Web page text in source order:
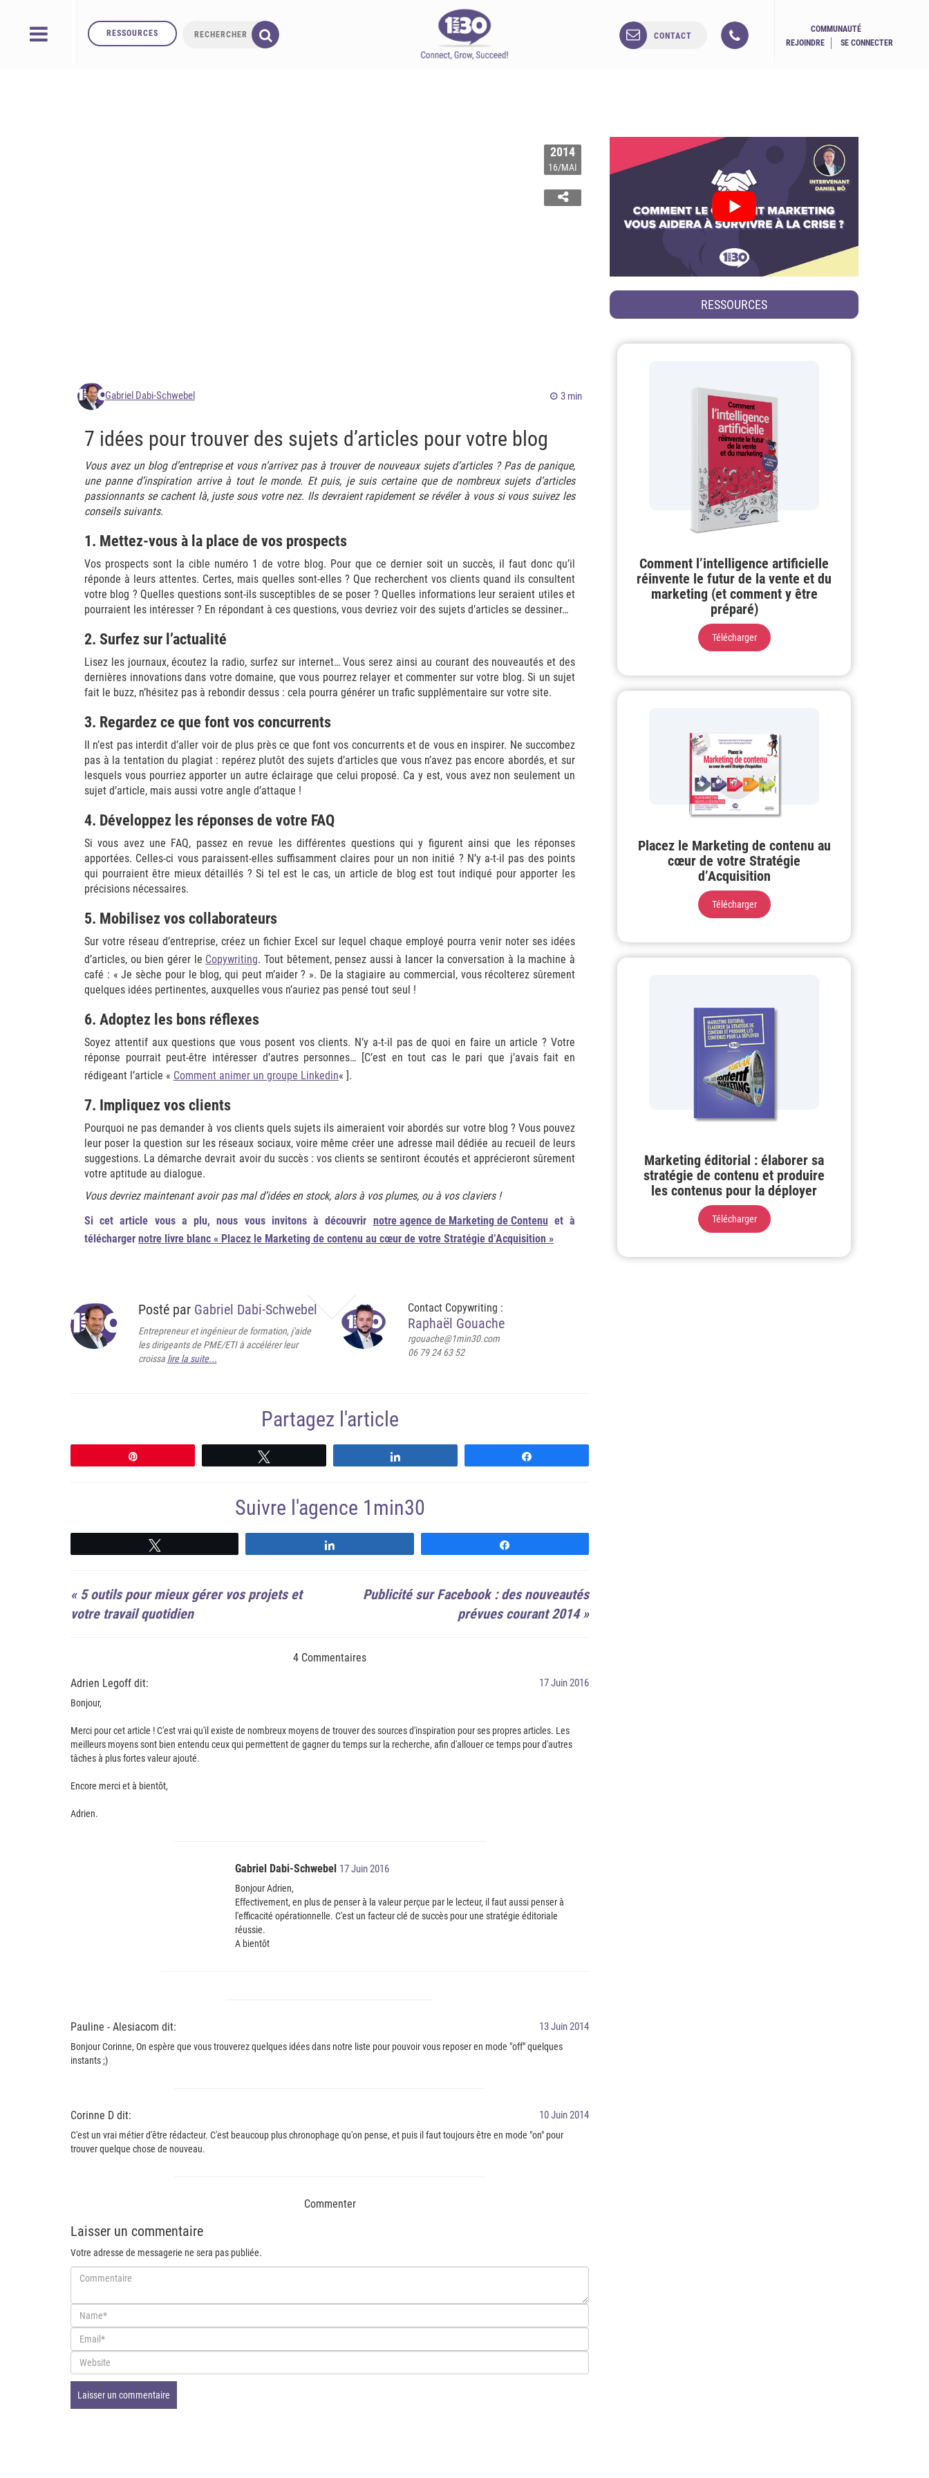
RESSOURCES CONTACT
COMMUNAUTÉ
REJOINDRE
SE CONNECTER
2014
16/MAI
Gabriel Dabi-Schwebel 3 min
7 idées pour trouver des sujets d’articles pour votre blog
Vous avez un blog d’entreprise et vous n’arrivez pas à trouver de nouveaux sujets d’articles ? Pas de panique,
une panne d’inspiration arrive à tout le monde. Et puis, je suis certaine que de nombreux sujets d’articles
passionnants se cachent là, juste sous votre nez. Ils devraient rapidement se révéler à vous si vous suivez les
conseils suivants.
1. Mettez-vous à la place de vos prospects
Vos prospects sont la cible numéro 1 de votre blog. Pour que ce dernier soit un succès, il faut donc qu’il
réponde à leurs attentes. Certes, mais quelles sont-elles ? Que recherchent vos clients quand ils consultent
votre blog ? Quelles questions sont-ils susceptibles de se poser ? Quelles informations leur seraient utiles et
pourraient les intéresser ? En répondant à ces questions, vous devriez voir des sujets d’articles se dessiner…
2. Surfez sur l’actualité
Lisez les journaux, écoutez la radio, surfez sur internet… Vous serez ainsi au courant des nouveautés et des
dernières innovations dans votre domaine, que vous pourrez relayer et commenter sur votre blog. Si un sujet
fait le buzz, n’hésitez pas à rebondir dessus : cela pourra générer un trafic supplémentaire sur votre site.
3. Regardez ce que font vos concurrents
Il n’est pas interdit d’aller voir de plus près ce que font vos concurrents et de vous en inspirer. Ne succombez
pas à la tentation du plagiat : repérez plutôt des sujets d’articles que vous n’avez pas encore abordés, et sur
lesquels vous pourriez apporter un autre éclairage que celui proposé. Ca y est, vous avez non seulement un
sujet d’article, mais aussi votre angle d’attaque !
4. Développez les réponses de votre FAQ
Si vous avez une FAQ, passez en revue les différentes questions qui y figurent ainsi que les réponses
apportées. Celles-ci vous paraissent-elles suffisamment claires pour un non initié ? N’y a-t-il pas des points
qui pourraient être mieux détaillés ? Si tel est le cas, un article de blog est tout indiqué pour apporter les
précisions nécessaires.
5. Mobilisez vos collaborateurs
Sur votre réseau d’entreprise, créez un fichier Excel sur lequel chaque employé pourra venir noter ses idées
d’articles, ou bien gérer le Copywriting. Tout bêtement, pensez aussi à lancer la conversation à la machine à
café : « Je sèche pour le blog, qui peut m’aider ? ». De la stagiaire au commercial, vous récolterez sûrement
quelques idées pertinentes, auxquelles vous n’auriez pas pensé tout seul !
6. Adoptez les bons réflexes
Soyez attentif aux questions que vous posent vos clients. N’y a-t-il pas de quoi en faire un article ? Votre
réponse pourrait peut-être intéresser d’autres personnes… [C’est en tout cas le pari que j’avais fait en
rédigeant l’article « Comment animer un groupe Linkedin« ].
7. Impliquez vos clients
Pourquoi ne pas demander à vos clients quels sujets ils aimeraient voir abordés sur votre blog ? Vous pouvez
leur poser la question sur les réseaux sociaux, voire même créer une adresse mail dédiée au recueil de leurs
suggestions. La démarche devrait avoir du succès : vos clients se sentiront écoutés et apprécieront sûrement
votre aptitude au dialogue.
Vous devriez maintenant avoir pas mal d’idées en stock, alors à vos plumes, ou à vos claviers !
Si cet article vous a plu, nous vous invitons à découvrir notre agence de Marketing de Contenu et à
télécharger notre livre blanc « Placez le Marketing de contenu au cœur de votre Stratégie d’Acquisition »
Posté par Gabriel Dabi-Schwebel
Entrepreneur et ingénieur de formation, j'aide
les dirigeants de PME/ETI à accélérer leur
croissa lire la suite...
Contact Copywriting :
Raphaël Gouache
rgouache@1min30.com
06 79 24 63 52
Partagez l'article
Suivre l'agence 1min30
« 5 outils pour mieux gérer vos projets et
votre travail quotidien
Publicité sur Facebook : des nouveautés
prévues courant 2014»
4 Commentaires
Adrien Legoff dit:
17 Juin 2016
Bonjour,
Merci pour cet article ! C'est vrai qu'il existe de nombreux moyens de trouver des sources d'inspiration pour ses propres articles. Les
meilleurs moyens sont bien entendu ceux qui permettent de gagner du temps sur la recherche, afin d'allouer ce temps pour d'autres
tâches à plus fortes valeur ajouté.
Encore merci et à bientôt,
Adrien.
Gabriel Dabi-Schwebel 17 Juin 2016
Bonjour Adrien,
Effectivement, en plus de penser à la valeur perçue par le lecteur, il faut aussi penser à
l'efficacité opérationnelle. C'est un facteur clé de succès pour une stratégie éditoriale
réussie.
A bientôt
Pauline - Alesiacom dit: 13 Juin 2014
Bonjour Corinne, On espère que vous trouverez quelques idées dans notre liste pour pouvoir vous reposer en mode "off" quelques
instants ;)
Corinne D dit: 10 Juin 2014
C'est un vrai métier d'être rédacteur. C'est beaucoup plus chronophage qu'on pense, et puis il faut toujours être en mode "on" pour
trouver quelque chose de nouveau.
Commenter
Laisser un commentaire
Votre adresse de messagerie ne sera pas publiée.
RESSOURCES
Comment l’intelligence artificielle
réinvente le futur de la vente et du
marketing (et comment y être
préparé)
Télécharger
Placez le Marketing de contenu au
cœur de votre Stratégie
d’Acquisition
Télécharger
Marketing éditorial : élaborer sa
stratégie de contenu et produire
les contenus pour la déployer
Télécharger